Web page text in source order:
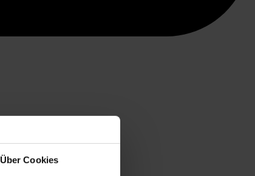
Über Cookies